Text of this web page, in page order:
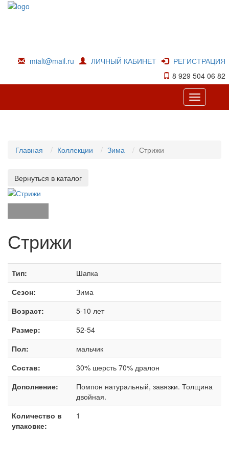
РЕГИСТРАЦИЯ
ЛИЧНЫЙ КАБИНЕТ
mialt@mail.ru
8 929 504 06 82
Toggle
navigation
Главная Коллекции Зима Стрижи
Стрижи
Тип:
Шапка
Сезон:
Зима
Возраст:
5-10 лет
Размер:
52-54
Пол:
мальчик
Состав:
30% шерсть 70% дралон
Дополнение:
Помпон натуральный, завязки. Толщина
двойная.
Количество в
упаковке:
1